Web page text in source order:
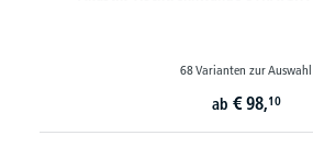
68 Varianten zur Auswahl
ab € 98,10